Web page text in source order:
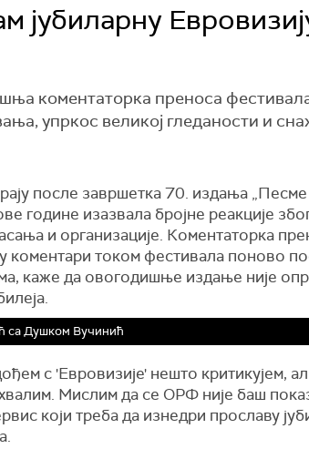
јубиларну
коментаторка преноса
упркос великој гледаности и
после завршетка 70. издања „Песме
године изазвала бројне реакције
и организације. Коментаторка
коментари током фестивала поново
каже да овогодишње издање није
са Душком Вучинић
с 'Евровизије' нешто критикујем,
Мислим да се ОРФ није баш
који треба да изнедри прославу